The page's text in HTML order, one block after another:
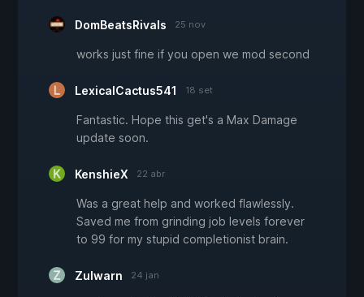
DomBeatsRivals 25 nov
works just fine if you open we mod second
LexicalCactus541 18 set
Fantastic. Hope this get's a Max Damage
update soon.
KenshieX 22 abr
Was a great help and worked flawlessly.
Saved me from grinding job levels forever
to 99 for my stupid completionist brain.
Zulwarn 24 jan